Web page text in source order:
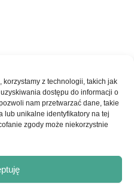
z technologii, takich jak
dostępu do informacji o
nam przetwarzać dane, takie
lub unikalne identyfikatory na tej
zgody może niekorzystnie
Anima | Strona stworzona z
|Konto Klienta|Regulamin
Prywatności